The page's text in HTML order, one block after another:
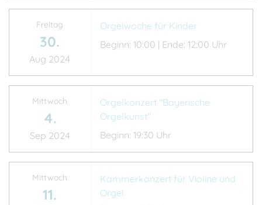
Freitag
30.
Aug 2024
Orgelwoche für Kinder
Beginn: 10:00 | Ende: 12:00 Uhr
Mittwoch
4.
Sep 2024
Orgelkonzert "Bayerische
Orgelkunst"
Beginn: 19:30 Uhr
Mittwoch
11.
Kammerkonzert für Violine und
Orgel